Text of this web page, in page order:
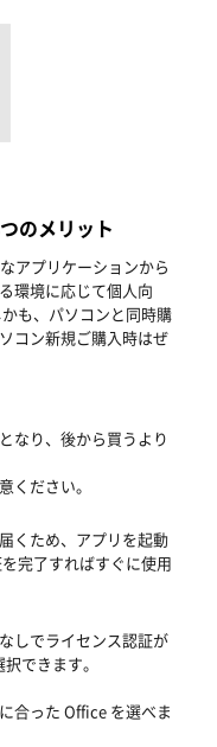
のメリット
アプリケーションから
環境に応じて個人向
も、パソコンと同時購
コン新規ご購入時はぜ
なり、後から買うより
ください。
くため、アプリを起動
完了すればすぐに使用
しでライセンス認証が
できます。
合った Office を選べま